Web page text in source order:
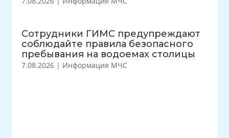
Сотрудники ГИМС предупреждают
соблюдайте правила безопасного
пребывания на водоемах столицы
7.08.2026 | Информация МЧС